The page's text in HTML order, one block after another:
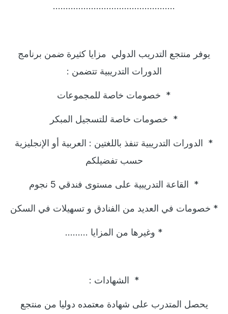
…………………………………………
يوفر منتجع التدريب الدولي
مزايا كثيرة ضمن برنامج
الدورات التدريبية تتضمن:
* خصومات خاصة للمجموعات
* خصومات خاصة للتسجيل المبكر
*
الدورات التدريبية تنفذ باللغتين : العربية أو الإنجليزية
حسب تفضيلكم
* القاعة التدريبية على مستوى فندقي 5 نجوم
* خصومات في العديد من الفنادق و تسهيلات في السكن
* وغيرها من المزايا.........
* الشهادات:
يحصل المتدرب على شهادة معتمده دوليا من منتجع